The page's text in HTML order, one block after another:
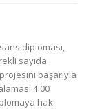
diploması,
sayıda
başarıyla
4.00
hak